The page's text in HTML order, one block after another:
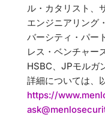
ル・カタリスト、
エンジニアリング
バーシティ・パー
レス・ベンチャー
HSBC、JPモルガ
詳細については、
https://